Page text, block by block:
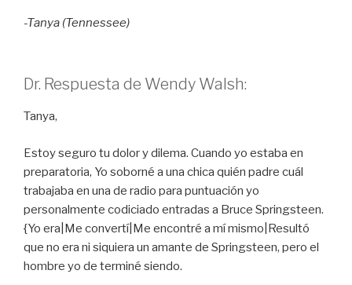
-Tanya (Tennessee)
Dr. Respuesta de Wendy Walsh:
Tanya,
Estoy seguro tu dolor y dilema. Cuando yo estaba en
preparatoria, Yo soborné a una chica quién padre cuál
trabajaba en una de radio para puntuación yo
personalmente codiciado entradas a Bruce Springsteen.
{Yo era|Me convertí|Me encontré a mí mismo|Resultó
que no era ni siquiera un amante de Springsteen, pero el
hombre yo de terminé siendo.